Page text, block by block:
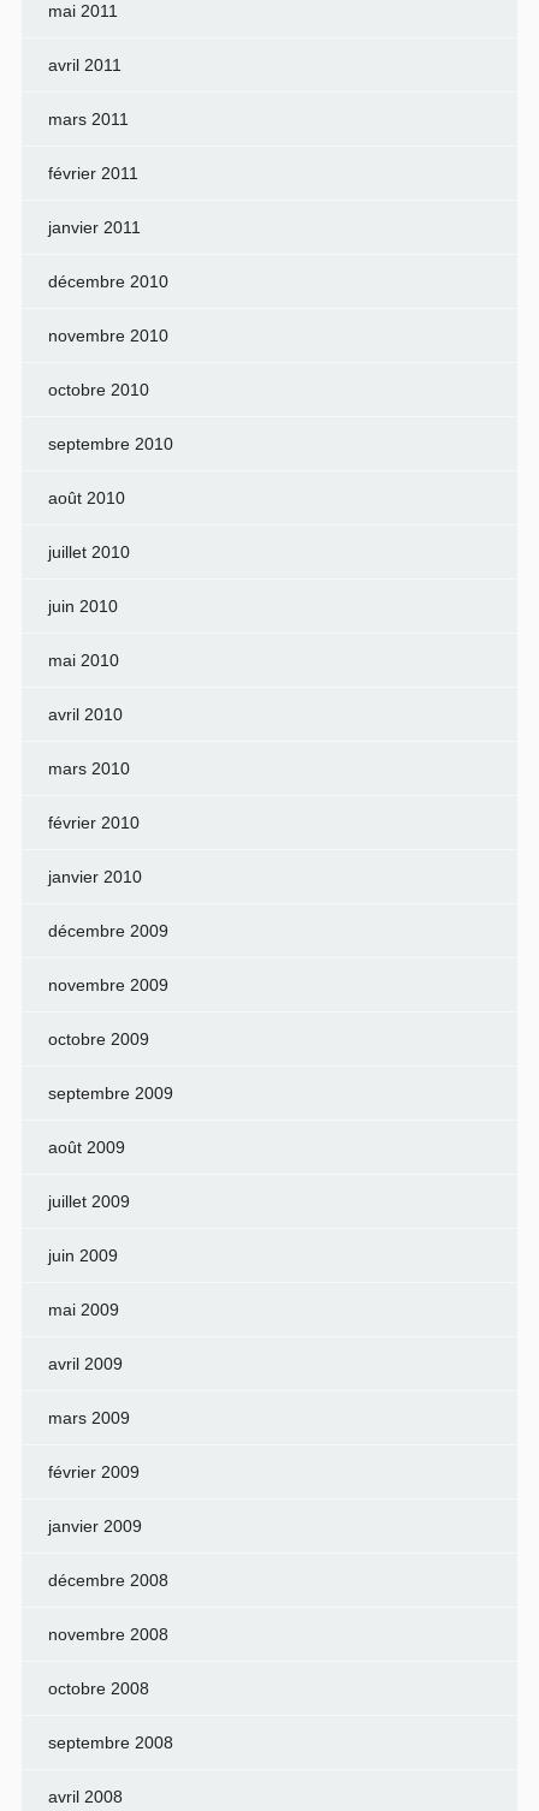
mai 2011
avril 2011
mars 2011
février 2011
janvier 2011
décembre 2010
novembre 2010
octobre 2010
septembre 2010
août 2010
juillet 2010
juin 2010
mai 2010
avril 2010
mars 2010
février 2010
janvier 2010
décembre 2009
novembre 2009
octobre 2009
septembre 2009
août 2009
juillet 2009
juin 2009
mai 2009
avril 2009
mars 2009
février 2009
janvier 2009
décembre 2008
novembre 2008
octobre 2008
septembre 2008
avril 2008